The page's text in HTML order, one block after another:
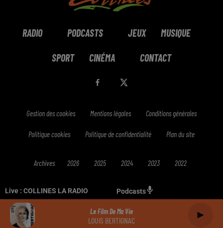
Live : COLLINES LA RADIO Podcasts
Le Film De Ma Vie
LOUIS BERTIGNAC
RADIO PODCASTS JEUX MUSIQUE
SPORT CINÉMA CONTACT
Gestion des cookies Mentions légales Conditions générales
Politique cookies Politique de confidentialité Plan du site
Archives 2026 2025 2024 2023 2022